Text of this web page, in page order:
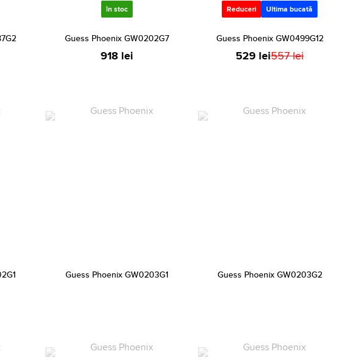
în stoc
Guess Phoenix GW0202G7
918 lei
Reduceri Ultima bucată
Guess Phoenix GW0499G12
529 lei557 lei
Guess Phoenix GW0203G1 Guess Phoenix GW0203G2